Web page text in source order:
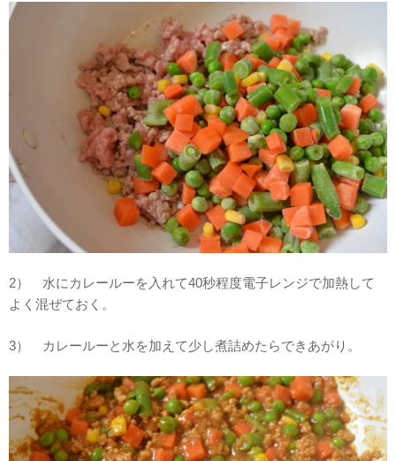
2） 水にカレールーを入れて40秒程度電子レンジで加熱して
よく混ぜておく。
3） カレールーと水を加えて少し煮詰めたらできあがり。